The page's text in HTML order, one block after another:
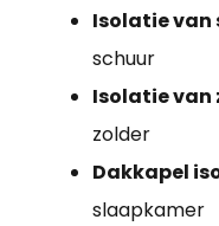
Isolatie van
schuur
Isolatie van
zolder
Dakkapel
slaapkamer